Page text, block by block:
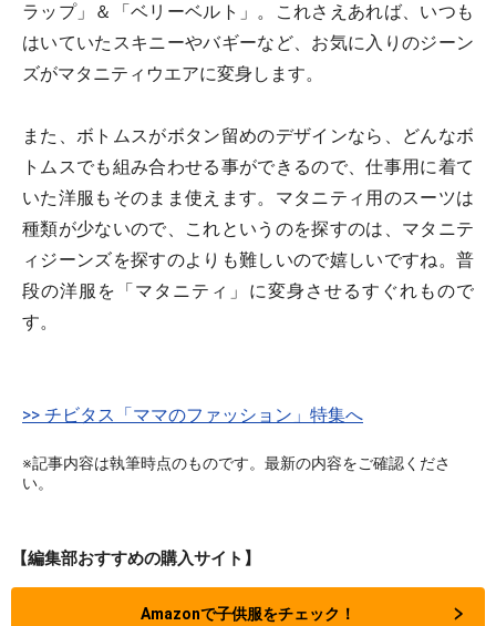
ラップ」＆「ベリーベルト」。これさえあれば、いつも
はいていたスキニーやバギーなど、お気に入りのジーン
ズがマタニティウエアに変身します。
また、ボトムスがボタン留めのデザインなら、どんなボ
トムスでも組み合わせる事ができるので、仕事用に着て
いた洋服もそのまま使えます。マタニティ用のスーツは
種類が少ないので、これというのを探すのは、マタニテ
ィジーンズを探すのよりも難しいので嬉しいですね。普
段の洋服を「マタニティ」に変身させるすぐれもので
す。
>> チビタス「ママのファッション」特集へ
※記事内容は執筆時点のものです。最新の内容をご確認くださ
い。
【編集部おすすめの購入サイト】
Amazonで子供服をチェック！